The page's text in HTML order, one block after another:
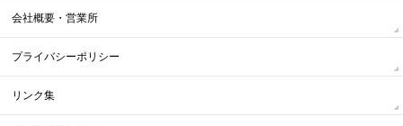
会社概要・営業所
プライバシーポリシー
リンク集